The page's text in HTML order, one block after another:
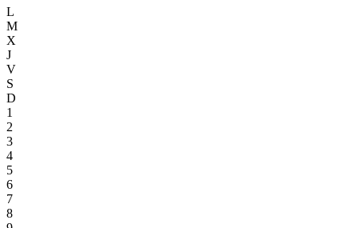
L
M
X
J
V
S
D
1
2
3
4
5
6
7
8